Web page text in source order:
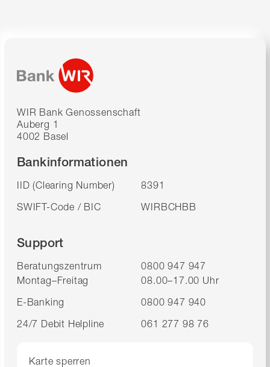
WIR Bank Genossenschaft
Auberg 1
4002 Basel
Bankinformationen
IID (Clearing Number)
8391
SWIFT-Code / BIC
WIRBCHBB
Support
Beratungszentrum
0800 947 947
Montag–Freitag
08.00–17.00 Uhr
E-Banking
0800 947 940
24/7 Debit Helpline
061 277 98 76
Karte sperren